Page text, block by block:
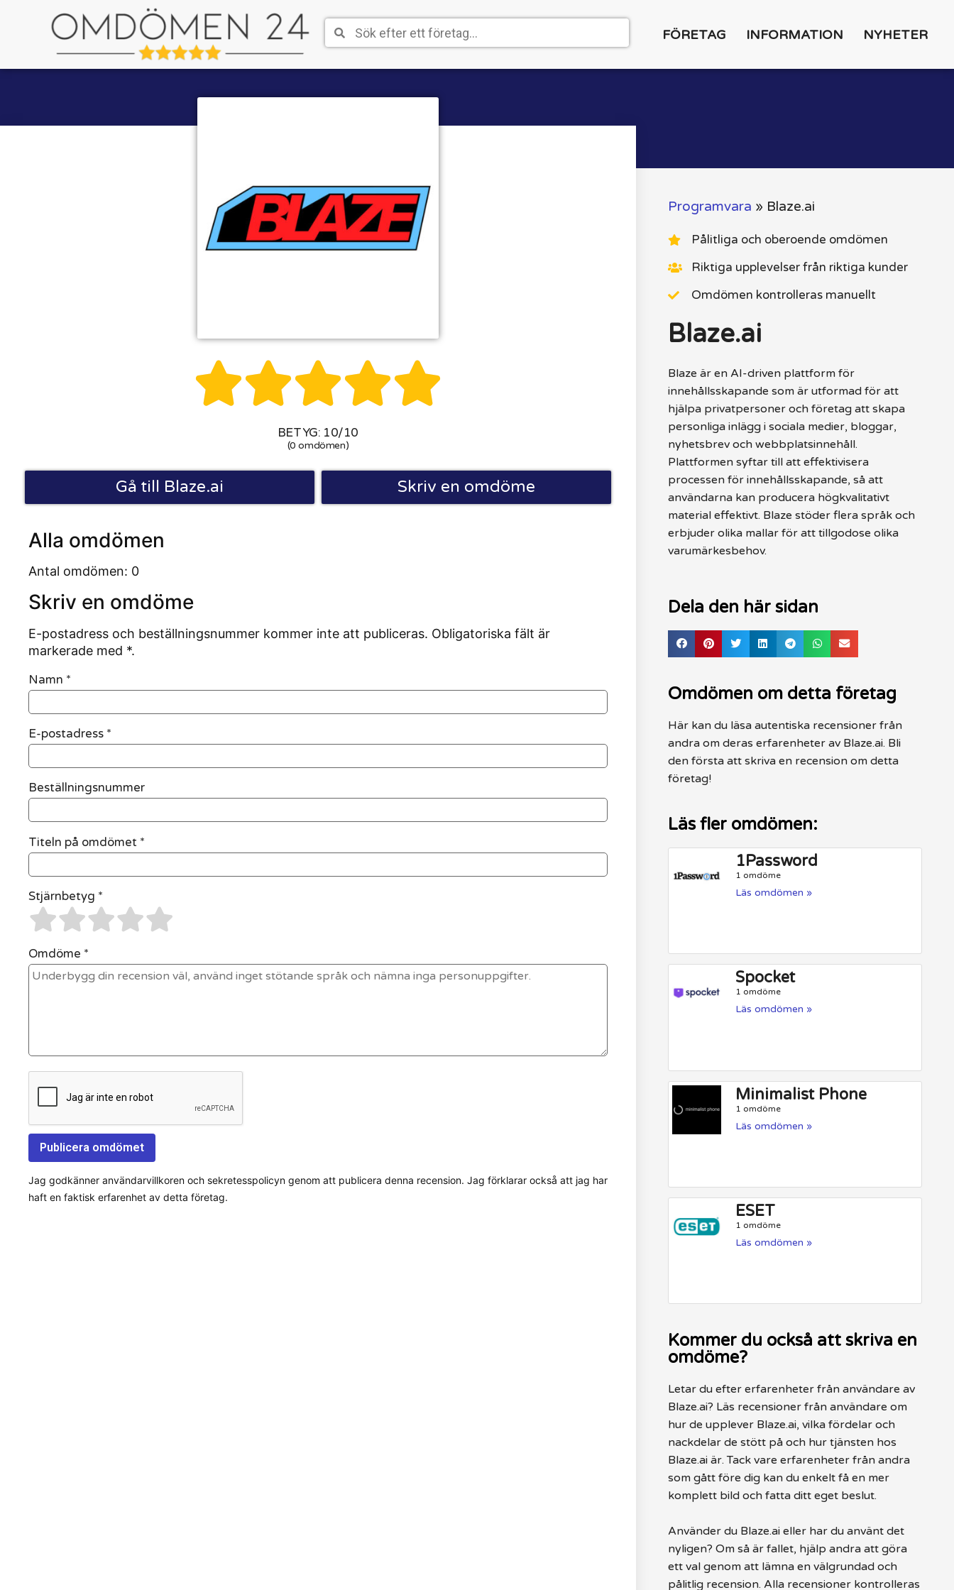
FÖRETAG INFORMATION NYHETER

BETYG: 10/10
(0 omdömen)
Gå till Blaze.ai Skriv en omdöme
Alla omdömen
Antal omdömen: 0
Skriv en omdöme
E-postadress och beställningsnummer kommer inte att publiceras. Obligatoriska fält är
markerade med *.
Namn *
E-postadress *
Beställningsnummer
Titeln på omdömet *
Stjärnbetyg *
Omdöme *
Jag godkänner användarvillkoren och sekretesspolicyn genom att publicera denna recension. Jag förklarar också att jag har
haft en faktisk erfarenhet av detta företag.
Programvara » Blaze.ai
Pålitliga och oberoende omdömen
Riktiga upplevelser från riktiga kunder
Omdömen kontrolleras manuellt
Blaze.ai
Blaze är en AI-driven plattform för
innehållsskapande som är utformad för att
hjälpa privatpersoner och företag att skapa
personliga inlägg i sociala medier, bloggar,
nyhetsbrev och webbplatsinnehåll.
Plattformen syftar till att effektivisera
processen för innehållsskapande, så att
användarna kan producera högkvalitativt
material effektivt. Blaze stöder flera språk och
erbjuder olika mallar för att tillgodose olika
varumärkesbehov.
Dela den här sidan
Omdömen om detta företag
Här kan du läsa autentiska recensioner från
andra om deras erfarenheter av Blaze.ai. Bli
den första att skriva en recension om detta
företag!
Läs fler omdömen:
1Password
1 omdöme
Läs omdömen »
Spocket
1 omdöme
Läs omdömen »
Minimalist Phone
1 omdöme
Läs omdömen »
ESET
1 omdöme
Läs omdömen »
Kommer du också att skriva en
omdöme?
Letar du efter erfarenheter från användare av
Blaze.ai? Läs recensioner från användare om
hur de upplever Blaze.ai, vilka fördelar och
nackdelar de stött på och hur tjänsten hos
Blaze.ai är. Tack vare erfarenheter från andra
som gått före dig kan du enkelt få en mer
komplett bild och fatta ditt eget beslut.
Använder du Blaze.ai eller har du använt det
nyligen? Om så är fallet, hjälp andra att göra
ett val genom att lämna en välgrundad och
pålitlig recension. Alla recensioner kontrolleras